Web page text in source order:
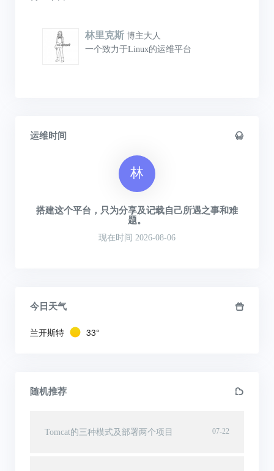
林里克斯 博主大人
一个致力于Linux的运维平台
运维时间
林
搭建这个平台，只为分享及记载自己所遇之事和难
题。
现在时间 2026-08-06
今日天气
兰开斯特 33°
随机推荐
07-22
Tomcat的三种模式及部署两个项目